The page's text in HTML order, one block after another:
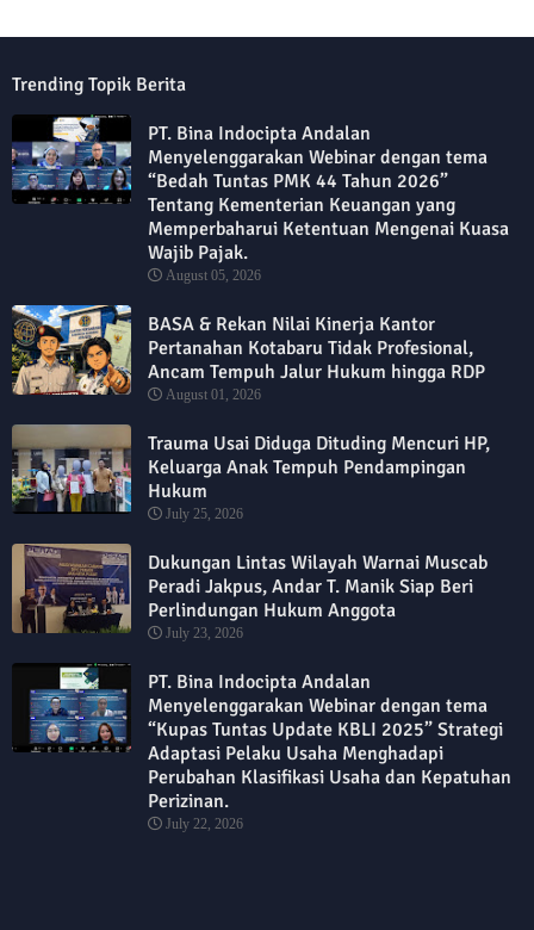
Trending Topik Berita
PT. Bina Indocipta Andalan
Menyelenggarakan Webinar dengan tema
“Bedah Tuntas PMK 44 Tahun 2026”
Tentang Kementerian Keuangan yang
Memperbaharui Ketentuan Mengenai Kuasa
Wajib Pajak.
August 05, 2026
BASA & Rekan Nilai Kinerja Kantor
Pertanahan Kotabaru Tidak Profesional,
Ancam Tempuh Jalur Hukum hingga RDP
August 01, 2026
Trauma Usai Diduga Dituding Mencuri HP,
Keluarga Anak Tempuh Pendampingan
Hukum
July 25, 2026
Dukungan Lintas Wilayah Warnai Muscab
Peradi Jakpus, Andar T. Manik Siap Beri
Perlindungan Hukum Anggota
July 23, 2026
PT. Bina Indocipta Andalan
Menyelenggarakan Webinar dengan tema
“Kupas Tuntas Update KBLI 2025” Strategi
Adaptasi Pelaku Usaha Menghadapi
Perubahan Klasifikasi Usaha dan Kepatuhan
Perizinan.
July 22, 2026